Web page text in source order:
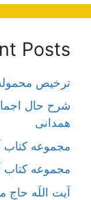
Posts
ترخیص
شرح حال
همدانی
مجموعه کتاب
مجموعه کتاب
آیت اللَه حاج